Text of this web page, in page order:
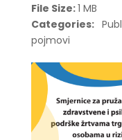
File Size:1 MB
Categories:
pojmovi